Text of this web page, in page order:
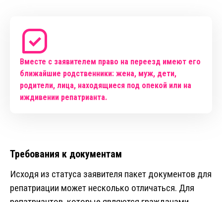
Вместе с заявителем право на переезд имеют его
ближайшие родственники: жена, муж, дети,
родители, лица, находящиеся под опекой или на
иждивении репатрианта.
Требования к документам
Исходя из статуса заявителя пакет документов для
репатриации может несколько отличаться. Для